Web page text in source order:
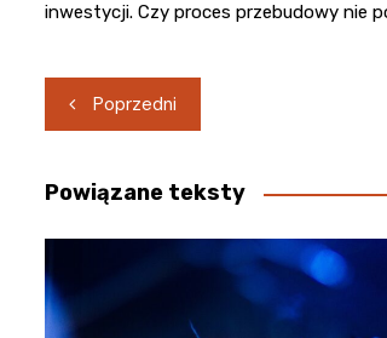
inwestycji. Czy proces przebudowy nie
Nawigacja
wpisu
Poprzedni
Powiązane teksty